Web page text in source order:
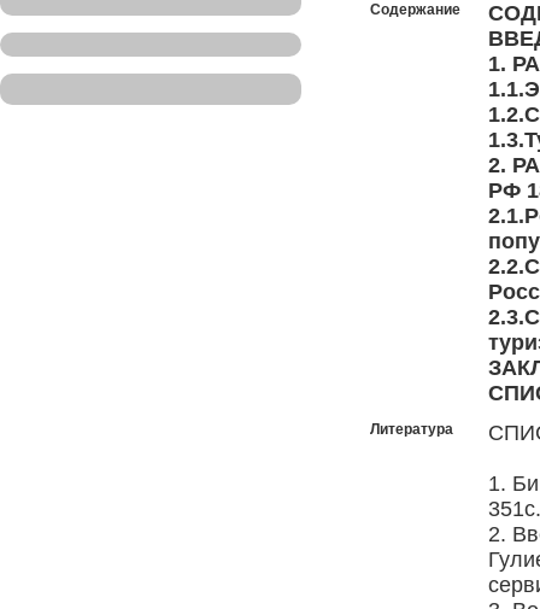
Содержание
1.
2.
РФ
Литература
1.
2.